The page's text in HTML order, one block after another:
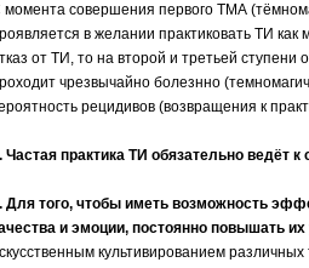
момента совершения первого ТМА
в желании практиковать ТИ
от ТИ, то на второй и третьей
чрезвычайно болезнно
рецидивов (возвращения к
Частая практика ТИ обязательно ведёт
Для того, чтобы иметь возможность
и эмоции, постоянно повышать их
культивированием различных